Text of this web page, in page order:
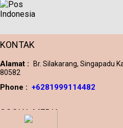
KONTAK
Alamat :
Br. Silakarang, Singapadu
80582
Phone : +6281999114482
SOCIAL MEDIA